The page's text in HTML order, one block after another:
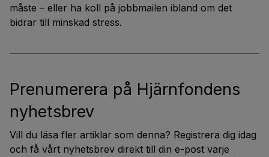
måste – eller ha koll på jobbmailen ibland om det
bidrar till minskad stress.
Prenumerera på Hjärnfondens
nyhetsbrev
Vill du läsa fler artiklar som denna? Registrera dig idag
och få vårt nyhetsbrev direkt till din e-post varje